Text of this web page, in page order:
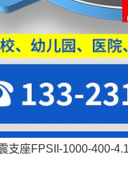
支座FPSII-1000-400-